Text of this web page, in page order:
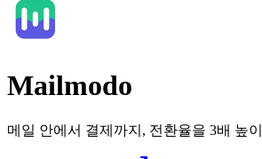
Mailmodo
메일 안에서 결제까지, 전환율을 3배 높